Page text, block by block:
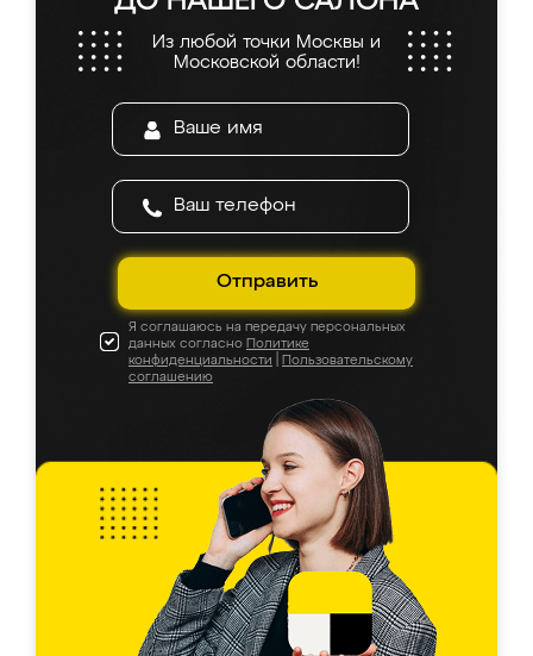
Из любой точки Москвы и
Московской области!
Отправить
Я соглашаюсь на передачу персональных
данных согласно Политике
конфиденциальности
Пользовательскому
соглашению